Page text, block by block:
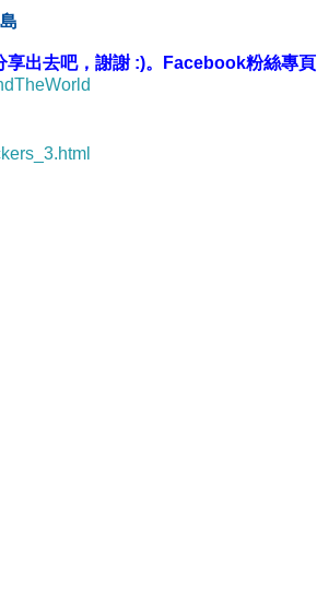
出去吧，謝謝 :)。Facebook粉絲專頁